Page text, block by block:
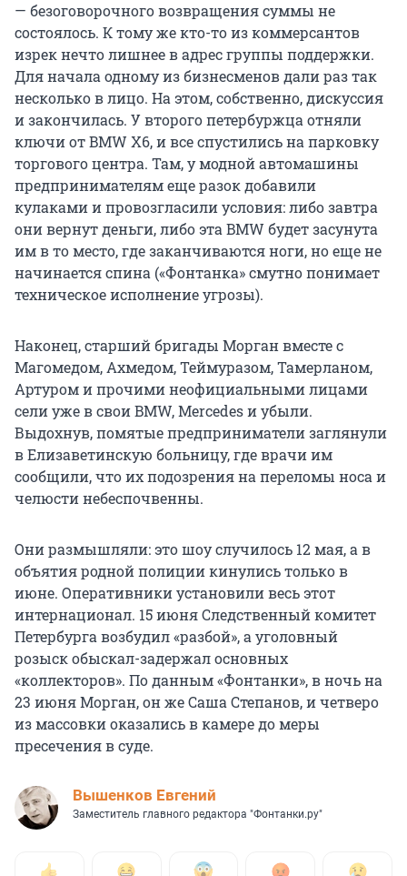
— безоговорочного возвращения суммы не
состоялось. К тому же кто-то из коммерсантов
изрек нечто лишнее в адрес группы поддержки.
Для начала одному из бизнесменов дали раз так
несколько в лицо. На этом, собственно, дискуссия
и закончилась. У второго петербуржца отняли
ключи от BMW Х6, и все спустились на парковку
торгового центра. Там, у модной автомашины
предпринимателям еще разок добавили
кулаками и провозгласили условия: либо завтра
они вернут деньги, либо эта BMW будет засунута
им в то место, где заканчиваются ноги, но еще не
начинается спина («Фонтанка» смутно понимает
техническое исполнение угрозы).
Наконец, старший бригады Морган вместе с
Магомедом, Ахмедом, Теймуразом, Тамерланом,
Артуром и прочими неофициальными лицами
сели уже в свои BMW, Меrcedes и убыли.
Выдохнув, помятые предприниматели заглянули
в Елизаветинскую больницу, где врачи им
сообщили, что их подозрения на переломы носа и
челюсти небеспочвенны.
Они размышляли: это шоу случилось 12 мая, а в
объятия родной полиции кинулись только в
июне. Оперативники установили весь этот
интернационал. 15 июня Следственный комитет
Петербурга возбудил «разбой», а уголовный
розыск обыскал-задержал основных
«коллекторов». По данным «Фонтанки», в ночь на
23 июня Морган, он же Саша Степанов, и четверо
из массовки оказались в камере до меры
пресечения в суде.
Вышенков Евгений
Заместитель главного редактора "Фонтанки.ру"